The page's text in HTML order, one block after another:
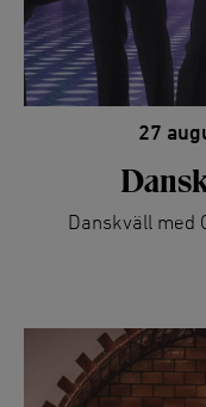
27
Danskväll med